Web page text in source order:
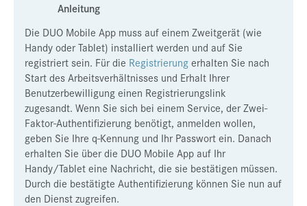
Service-Links
de |en
Anleitung
Die DUO Mobile App muss auf einem Zweitgerät (wie
Handy oder Tablet) installiertwerden und auf Sie
registriert sein. Für die Registrierungerhalten Sie nach
Start des Arbeitsverhältnisses und Erhalt Ihrer
Benutzerbewilligung einen Registrierungslink
zugesandt. Wenn Sie sich bei einem Service, der Zwei-
Faktor-Authentifizierung benötigt, anmelden wollen,
geben Sie Ihre q-Kennung und Ihr Passwort ein. Danach
erhalten Sie über die DUO Mobile App auf Ihr
Handy/Tablet eine Nachricht, die sie bestätigen müssen.
Durch die bestätigte Authentifizierung können Sie nun auf
den Dienst zugreifen.